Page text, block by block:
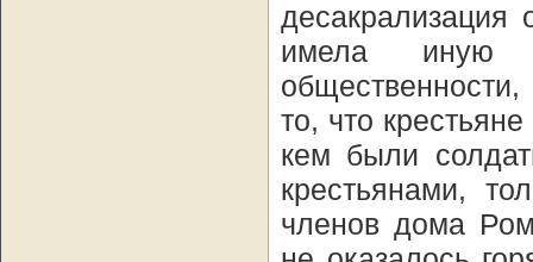
десакрализация
имела иную
то, что
кем были
крестьянами,
членов дома